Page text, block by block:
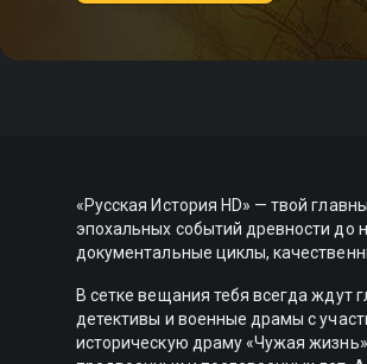
«Русская История HD» — твой
эпохальных событий древности до
документальные циклы,
В сетке вещания тебя всегда ждут
детективы и военные драмы с
историческую драму «Чужая